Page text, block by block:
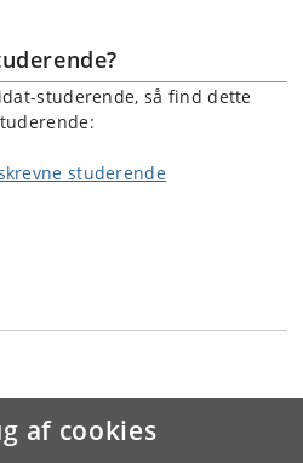
af cookies
studerende, så find dette
studerende